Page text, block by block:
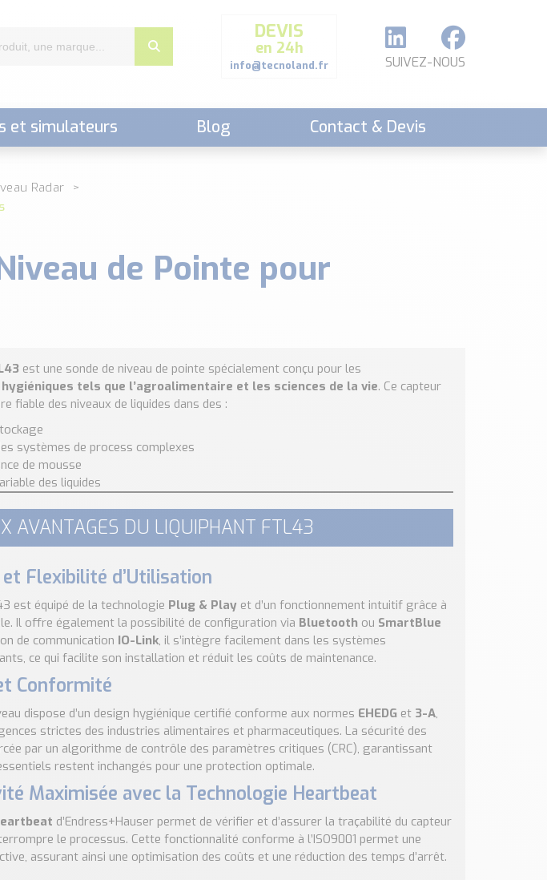
DEVIS
en 24h
info@tecnoland.fr SUIVEZ-NOUS
et simulateurs Blog Contact & Devis
Radar
de Pointe pour
est une sonde de niveau de pointe spécialement conçu pour les
tels que l’agroalimentaire et les sciences de la vie. Ce capteur
fiable des niveaux de liquides dans des :
systèmes de process complexes
de mousse
des liquides
AVANTAGES DU LIQUIPHANT FTL43
et Flexibilité d’Utilisation
est équipé de la technologie Plug & Play et d’un fonctionnement intuitif grâce à
Il offre également la possibilité de configuration via Bluetooth ou SmartBlue
de communication IO-Link, il s’intègre facilement dans les systèmes
ce qui facilite son installation et réduit les coûts de maintenance.
Conformité
dispose d’un design hygiénique certifié conforme aux normes EHEDG et 3-A,
strictes des industries alimentaires et pharmaceutiques. La sécurité des
par un algorithme de contrôle des paramètres critiques (CRC), garantissant
restent inchangés pour une protection optimale.
Maximisée avec la Technologie Heartbeat
d’Endress+Hauser permet de vérifier et d’assurer la traçabilité du capteur
le processus. Cette fonctionnalité conforme à l’ISO9001 permet une
assurant ainsi une optimisation des coûts et une réduction des temps d’arrêt.